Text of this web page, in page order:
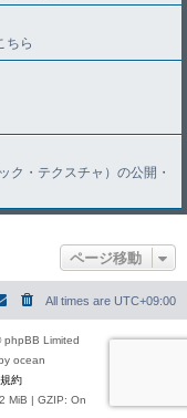
ちら
ク・テクスチャ）の公開・
ページ移動
All times are UTC+09:00
Limited
ocean
約
MiB | GZIP: On